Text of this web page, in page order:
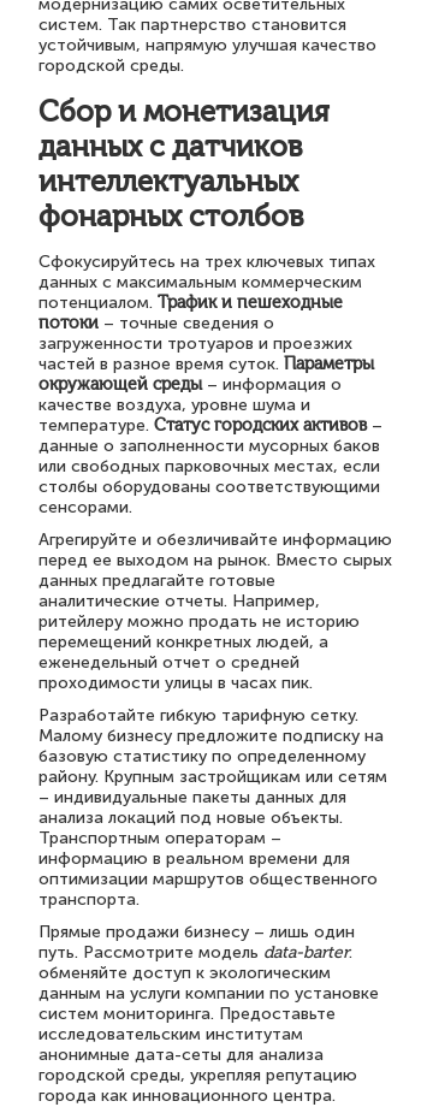
модернизацию самих осветительных
систем. Так партнерство становится
устойчивым, напрямую улучшая качество
городской среды.
Сбор и монетизация
данных с датчиков
интеллектуальных
фонарных столбов
Сфокусируйтесь на трех ключевых типах
данных с максимальным коммерческим
потенциалом. Трафик и пешеходные
потоки – точные сведения о
загруженности тротуаров и проезжих
частей в разное время суток. Параметры
окружающей среды– информация о
качестве воздуха, уровне шума и
температуре. Статус городских активов–
данные о заполненности мусорных баков
или свободных парковочных местах, если
столбы оборудованы соответствующими
сенсорами.
Агрегируйте и обезличивайте информацию
перед ее выходом на рынок. Вместо сырых
данных предлагайте готовые
аналитические отчеты. Например,
ритейлеру можно продать не историю
перемещений конкретных людей, а
еженедельный отчет о средней
проходимости улицы в часах пик.
Разработайте гибкую тарифную сетку.
Малому бизнесу предложите подписку на
базовую статистику по определенному
району. Крупным застройщикам или сетям
– индивидуальные пакеты данных для
анализа локаций под новые объекты.
Транспортным операторам –
информацию в реальном времени для
оптимизации маршрутов общественного
транспорта.
Прямые продажи бизнесу – лишь один
путь. Рассмотрите модель data-barter:
обменяйте доступ к экологическим
данным на услуги компании по установке
систем мониторинга. Предоставьте
исследовательским институтам
анонимные дата-сеты для анализа
городской среды, укрепляя репутацию
города как инновационного центра.